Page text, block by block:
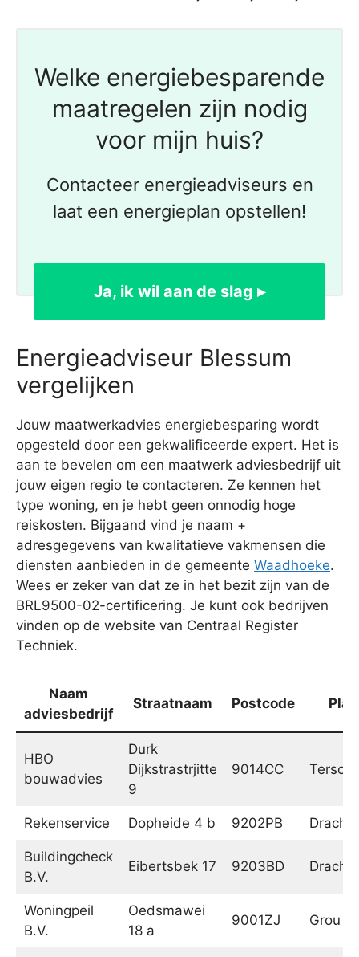
Welke energiebesparende
maatregelen zijn nodig
voor mijn huis?
Contacteer energieadviseurs en
laat een energieplan opstellen!
Ja, ik wil aan de slag ▸
Energieadviseur Blessum
vergelijken
Jouw maatwerkadvies energiebesparing wordt
opgesteld door een gekwalificeerde expert. Het is
aan te bevelen om een maatwerk adviesbedrijf uit
jouw eigen regio te contacteren. Ze kennen het
type woning, en je hebt geen onnodig hoge
reiskosten. Bijgaand vind je naam +
adresgegevens van kwalitatieve vakmensen die
diensten aanbieden in de gemeente Waadhoeke.
Wees er zeker van dat ze in het bezit zijn van de
BRL9500-02-certificering. Je kunt ook bedrijven
vinden op de website van Centraal Register
Techniek.
Naam
adviesbedrijf
Straatnaam Postcode
HBO
bouwadvies
Durk
Dijkstrastrjitte
9
9014CC Tersoal
Rekenservice Dopheide 4 b 9202PB
Buildingcheck
B.V.
Eibertsbek 17 9203BD
Woningpeil
B.V.
Oedsmawei
18 a
9001ZJ Grou